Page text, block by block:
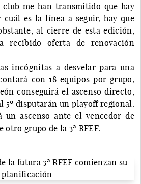
club me han transmitido que hay
cuál es la línea a seguir, hay que
al cierre de esta edición,
recibido oferta de renovación
incógnitas a desvelar para una
con 18 equipos por grupo,
conseguirá el ascenso directo,
5º disputarán un playoff regional.
un ascenso ante el vencedor de
grupo de la 3ª RFEF.